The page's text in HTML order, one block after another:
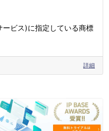
ビス)に指定している商標
詳細